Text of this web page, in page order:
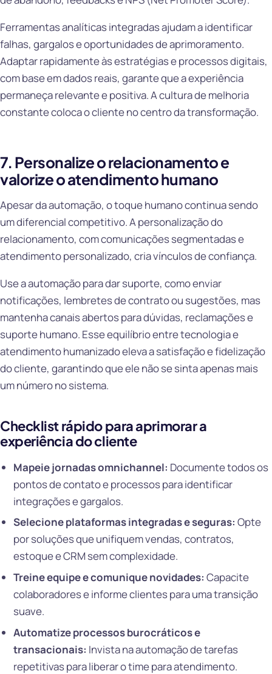
Ferramentas analíticas integradas ajudam a identificar
falhas, gargalos e oportunidades de aprimoramento.
Adaptar rapidamente às estratégias e processos digitais,
com base em dados reais, garante que a experiência
permaneça relevante e positiva. A cultura de melhoria
constante coloca o cliente no centro da transformação.
7. Personalize o relacionamento e
valorize o atendimento humano
Apesar da automação, o toque humano continua sendo
um diferencial competitivo. A personalização do
relacionamento, com comunicações segmentadas e
atendimento personalizado, cria vínculos de confiança.
Use a automação para dar suporte, como enviar
notificações, lembretes de contrato ou sugestões, mas
mantenha canais abertos para dúvidas, reclamações e
suporte humano. Esse equilíbrio entre tecnologia e
atendimento humanizado eleva a satisfação e fidelização
do cliente, garantindo que ele não se sinta apenas mais
um número no sistema.
Checklist rápido para aprimorar a
experiência do cliente
Mapeie jornadas omnichannel: Documente todos os
pontos de contato e processos para identificar
integrações e gargalos.
Selecione plataformas integradas e seguras: Opte
por soluções que unifiquem vendas, contratos,
estoque e CRM sem complexidade.
Treine equipe e comunique novidades: Capacite
colaboradores e informe clientes para uma transição
suave.
Automatize processos burocráticos e
transacionais: Invista na automação de tarefas
repetitivas para liberar o time para atendimento.